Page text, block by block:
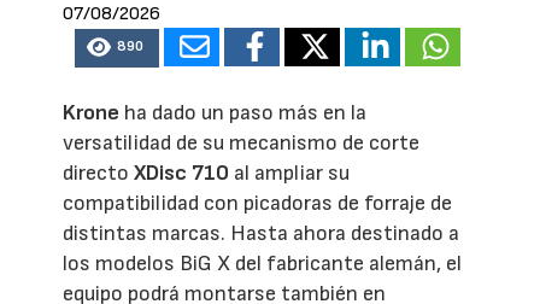
07/08/2026
890
Krone ha dado un paso más en la
versatilidad de su mecanismo de corte
directoXDisc 710 al ampliar su
compatibilidad con picadoras de forraje de
distintas marcas. Hasta ahora destinado a
los modelos BiG X del fabricante alemán, el
equipo podrá montarse también en